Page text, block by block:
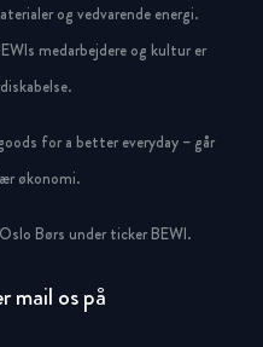
og vedvarende energi.
medarbejdere og kultur er
for a better everyday – går
økonomi.
Børs under ticker BEWI.
mail os på